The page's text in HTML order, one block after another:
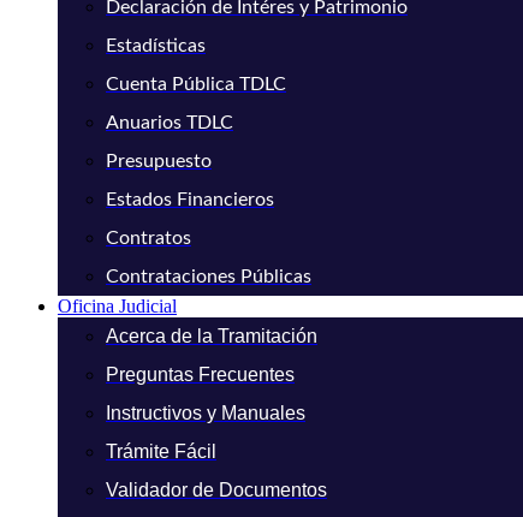
Declaración de Intéres y Patrimonio
Estadísticas
Cuenta Pública TDLC
Anuarios TDLC
Presupuesto
Estados Financieros
Contratos
Contrataciones Públicas
Oficina Judicial
Acerca de la Tramitación
Preguntas Frecuentes
Instructivos y Manuales
Trámite Fácil
Validador de Documentos